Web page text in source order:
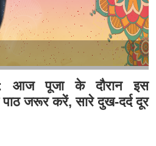
आज पूजा के दौरान इस
पाठ जरूर करें, सारे दुख-दर्द दूर